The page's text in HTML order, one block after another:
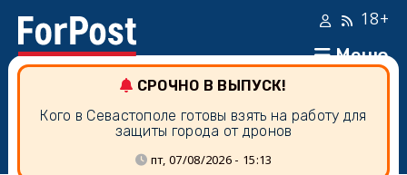
Меню
18+
СРОЧНО В ВЫПУСК!
Кого в Севастополе готовы взять на работу для
защиты города от дронов
пт, 07/08/2026 - 15:13